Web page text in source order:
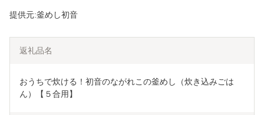
提供元:釜めし初音
返礼品名
おうちで炊ける！初音のながれこの釜めし（炊き込みごは
ん）【５合用】